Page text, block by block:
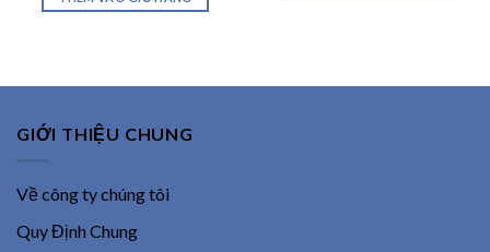
49,900,000 ₫.
GIỚI THIỆU CHUNG
Về công ty chúng tôi
Quy Định Chung